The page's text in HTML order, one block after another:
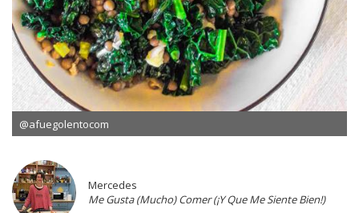
@afuegolentocom
Mercedes
Me Gusta (Mucho) Comer (¡Y Que Me Siente Bien!)